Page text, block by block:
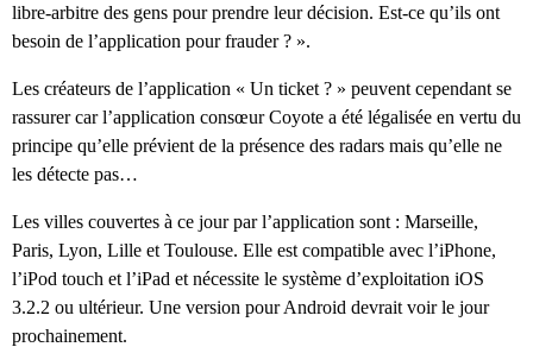
libre-arbitre des gens pour prendre leur décision. Est-ce qu’ils ont
besoin de l’application pour frauder ? ».
Les créateurs de l’application « Un ticket ? » peuvent cependant se
rassurer car l’application consœur Coyote a été légalisée en vertu du
principe qu’elle prévient de la présence des radars mais qu’elle ne
les détecte pas…
Les villes couvertes à ce jour par l’application sont : Marseille,
Paris, Lyon, Lille et Toulouse. Elle est compatible avec l’iPhone,
l’iPod touch et l’iPad et nécessite le système d’exploitation iOS
3.2.2 ou ultérieur. Une version pour Android devrait voir le jour
prochainement.